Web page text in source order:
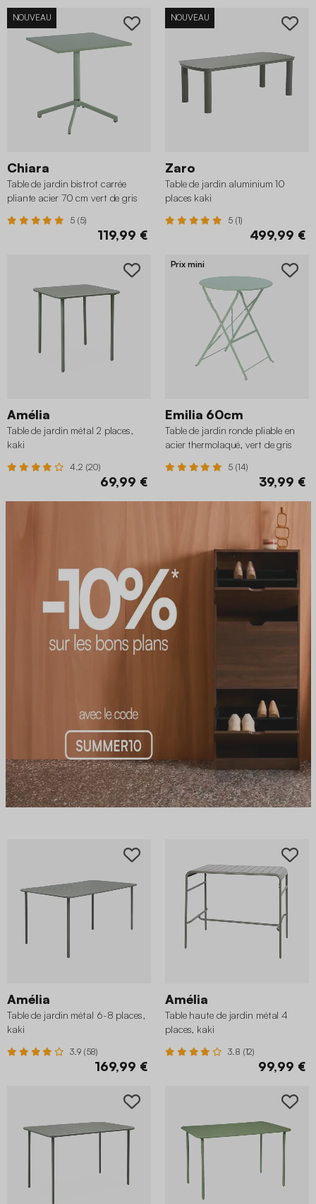
NOUVEAU
Chiara
Table de jardin bistrot carrée
pliante acier 70 cm vert de gris
5 (5)
119,99 €
NOUVEAU
Zaro
Table de jardin aluminium 10
places kaki
5 (1)
499,99 €
Amélia
Table de jardin métal 2 places,
kaki
4.2 (20)
69,99 €
Prix mini
Emilia 60cm
Table de jardin ronde pliable en
acier thermolaqué, vert de gris
5 (14)
39,99 €
Amélia
Table de jardin métal 6-8 places,
kaki
3.9 (58)
169,99 €
Amélia
Table haute de jardin métal 4
places, kaki
3.8 (12)
99,99 €